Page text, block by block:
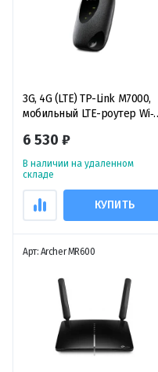
3G, 4G (LTE) TP-Link M7000,
мобильный LTE-роутер
6 530 ₽
В наличии на удаленном
складе
КУПИТЬ
Арт: Archer MR600